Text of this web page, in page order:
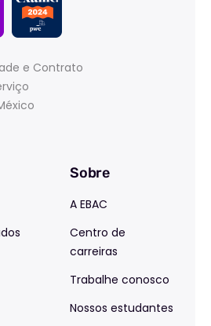
e Contrato
Sobre
A EBAC
Centro de
carreiras
Trabalhe conosco
Nossos estudantes